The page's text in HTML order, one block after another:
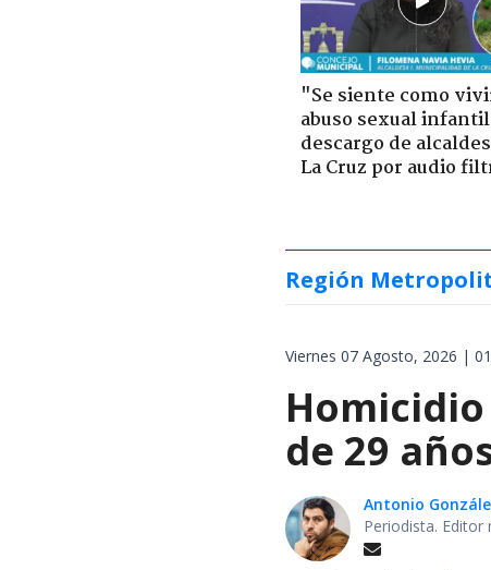
"Se siente como
abuso sexual
descargo de
La Cruz por audio
Región
Viernes 07 Agosto, 2026 |
de 29
Antonio
Periodista. Editor